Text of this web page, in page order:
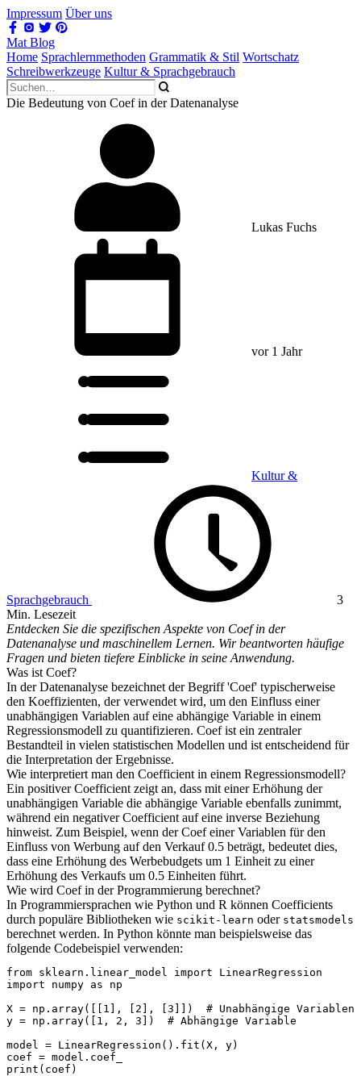
Impressum Über uns
Mat Blog
Home Sprachlernmethoden Grammatik & Stil Wortschatz
Schreibwerkzeuge Kultur & Sprachgebrauch
Die Bedeutung von Coef in der Datenanalyse
Lukas Fuchs
vor 1 Jahr
Kultur &
Sprachgebrauch
3
Min. Lesezeit
Entdecken Sie die spezifischen Aspekte von Coef in der
Datenanalyse und maschinellem Lernen. Wir beantworten häufige
Fragen und bieten tiefere Einblicke in seine Anwendung.
Was ist Coef?
In der Datenanalyse bezeichnet der Begriff 'Coef' typischerweise
den Koeffizienten, der verwendet wird, um den Einfluss einer
unabhängigen Variablen auf eine abhängige Variable in einem
Regressionsmodell zu quantifizieren. Coef ist ein zentraler
Bestandteil in vielen statistischen Modellen und ist entscheidend für
die Interpretation der Ergebnisse.
Wie interpretiert man den Coefficient in einem Regressionsmodell?
Ein positiver Coefficient zeigt an, dass mit einer Erhöhung der
unabhängigen Variable die abhängige Variable ebenfalls zunimmt,
während ein negativer Coefficient auf eine inverse Beziehung
hinweist. Zum Beispiel, wenn der Coef einer Variablen für den
Einfluss von Werbung auf den Verkauf 0.5 beträgt, bedeutet dies,
dass eine Erhöhung des Werbebudgets um 1 Einheit zu einer
Erhöhung des Verkaufs um 0.5 Einheiten führt.
Wie wird Coef in der Programmierung berechnet?
In Programmiersprachen wie Python und R können Coefficients
durch populäre Bibliotheken wie scikit-learn oder statsmodels
berechnet werden. In Python könnte man beispielsweise das
folgende Codebeispiel verwenden:
from sklearn.linear_model import LinearRegression
import numpy as np
X = np.array([[1], [2], [3]])  # Unabhängige Variablen
y = np.array([1, 2, 3])  # Abhängige Variable
model = LinearRegression().fit(X, y)
coef = model.coef_
print(coef)